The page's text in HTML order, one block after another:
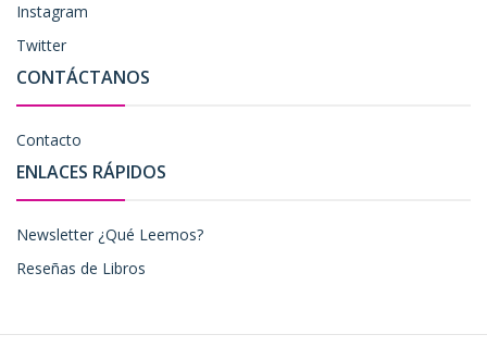
Instagram
Twitter
CONTÁCTANOS
Contacto
ENLACES RÁPIDOS
Newsletter ¿Qué Leemos?
Reseñas de Libros